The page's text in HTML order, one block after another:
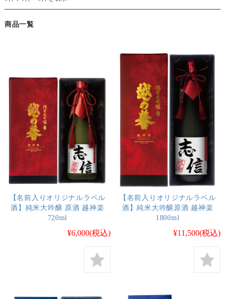
商品一覧
【名前入りオリジナルラベル
酒】純米大吟醸 原酒 越神楽
720ml
¥6,000(税込)
【名前入りオリジナルラベル
酒】純米大吟醸原酒 越神楽
1800ml
¥11,500(税込)